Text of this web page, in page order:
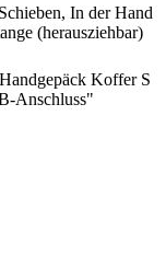
In der Hand
(herausziehbar)
Koffer S
Anschluss"